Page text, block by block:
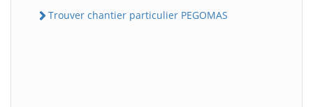
Trouver chantier particulier PEGOMAS